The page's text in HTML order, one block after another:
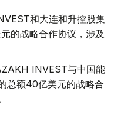
和大连和升控股集
的战略合作协议，涉及
INVEST与中国能
总额40亿美元的战略合